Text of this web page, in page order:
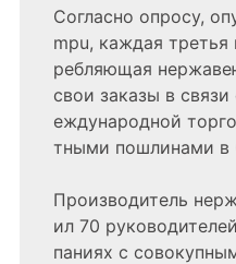
Согласно опросу,
mpu, каждая третья
ребляющая
свои заказы в
еждународной
тными пошлинами в
Производитель
ил 70
паниях с